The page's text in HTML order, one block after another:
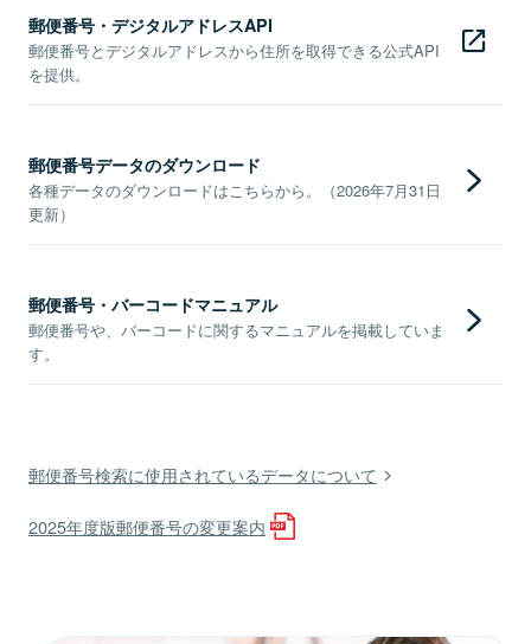
郵便番号・デジタルアドレスAPI
郵便番号とデジタルアドレスから住所を取得できる公式API
を提供。
郵便番号データのダウンロード
各種データのダウンロードはこちらから。（2026年7月31日
更新）
郵便番号・バーコードマニュアル
郵便番号や、バーコードに関するマニュアルを掲載していま
す。
郵便番号検索に使用されているデータについて
2025年度版郵便番号の変更案内